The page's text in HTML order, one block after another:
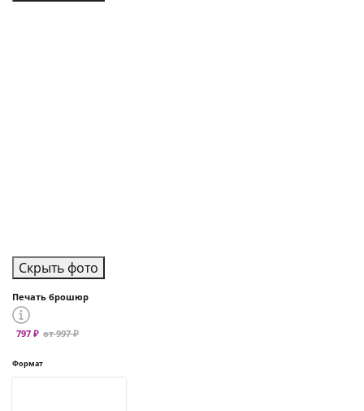
Скрыть фото
Печать брошюр
797 ₽ от 997 ₽
Формат